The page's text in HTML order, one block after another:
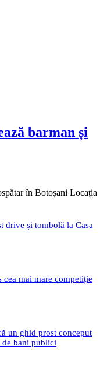
barman și
în Botoșani Locația
drive și tombolă la Casa
cea mai mare competiție
un ghid prost conceput
de bani publici